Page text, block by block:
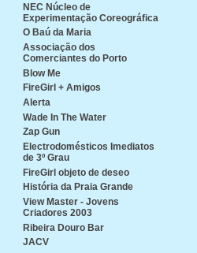
NEC Núcleo de
Experimentação Coreográfica
O Baú da Maria
Associação dos
Comerciantes do Porto
Blow Me
FireGirl + Amigos
Alerta
Wade In The Water
Zap Gun
Electrodomésticos Imediatos
de 3º Grau
FireGirl objeto de deseo
História da Praia Grande
View Master - Jovens
Criadores 2003
Ribeira Douro Bar
JACV